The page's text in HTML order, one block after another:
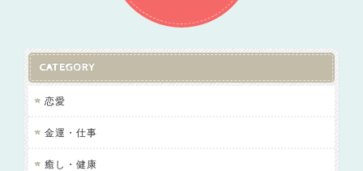
CATEGORY
恋愛
金運・仕事
癒し・健康